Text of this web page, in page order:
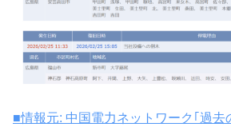
■情報元: 中国電力ネットワーク｢過去